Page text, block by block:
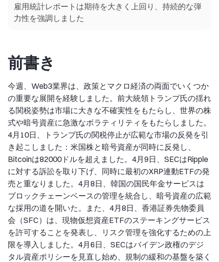
雇用統計レポートは期待を大きく上回り、持続的な弾
力性を強調しました
前書き
今週、Web3業界は、政策とマクロ経済の両面でいくつか
の重要な展開を経験しました。前大統領トランプ氏の揺れ
る関税姿勢は市場に大きな不確実性をもたらし、世界の株
式や暗号資産に急激なボラティリティをもたらしました。
4月10日、トランプ氏の関税停止が広範な市場の反発を引
き起こしました：米国株と暗号資産が同時に反発し、
Bitcoinは82000ドルを超えました。4月9日、SECはRipple
に対する訴訟を取り下げ、同時に最初のXRP連動ETFの発
売と重なりました。4月8日、韓国の国民年金サービスは
ブロックチェーンベースの管理を統合し、暗号資産の広範
な採用の道を開いた。また、4月8日、香港証券先物委員
会（SFC）は、現物仮想資産ETFのステーキングサービス
を許可することを発表し、リスク管理を強化するための上
限を導入しました。4月6日、SECはバイデン政権のデジ
タル資産ポリシーを見直し始め、規制の緩和の基盤を築く